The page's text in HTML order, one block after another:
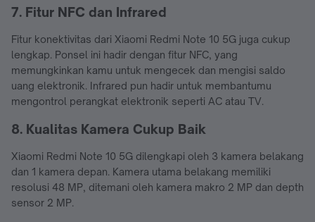
7. Fitur NFC dan Infrared
Fitur konektivitas dari Xiaomi Redmi Note 10 5G juga cukup
lengkap. Ponsel ini hadir dengan fitur NFC, yang
memungkinkan kamu untuk mengecek dan mengisi saldo
uang elektronik. Infrared pun hadir untuk membantumu
mengontrol perangkat elektronik seperti AC atau TV.
8. Kualitas Kamera Cukup Baik
Xiaomi Redmi Note 10 5G dilengkapi oleh 3 kamera belakang
dan 1 kamera depan. Kamera utama belakang memiliki
resolusi 48 MP, ditemani oleh kamera makro 2 MP dan depth
sensor 2 MP.